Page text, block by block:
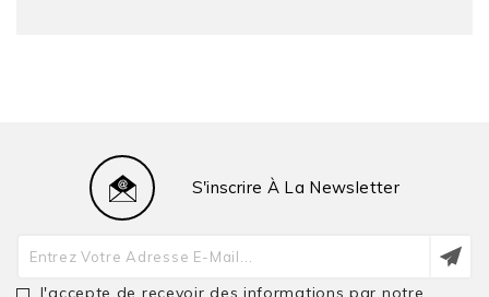
Produit De Référence
Commerciaux
S'inscrire À La Newsletter